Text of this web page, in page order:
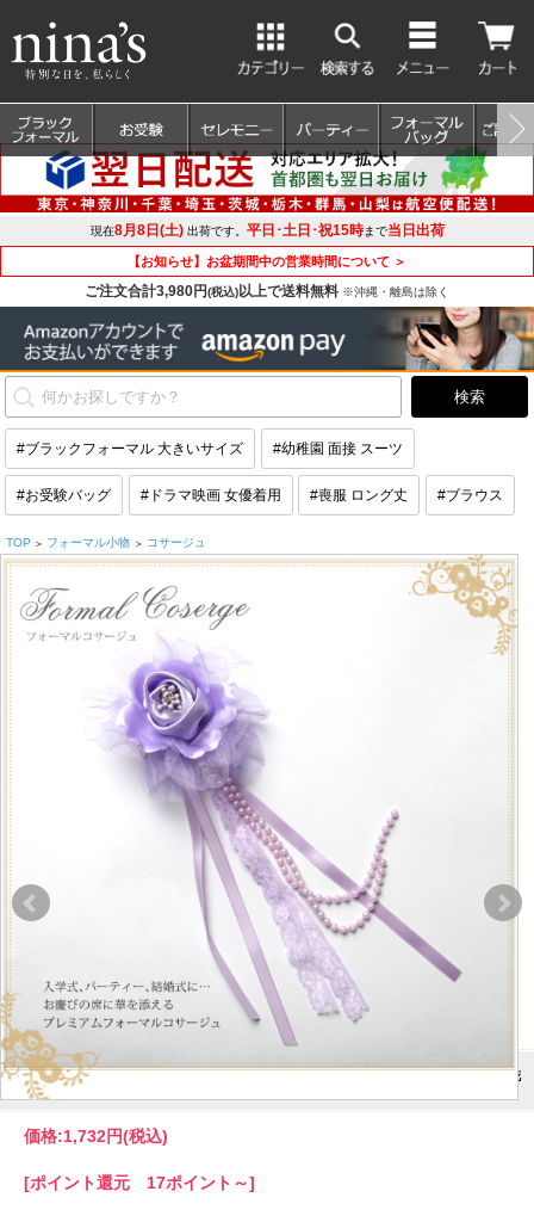
現在8月8日(土)出荷です。 平日･土日･祝15時まで当日出荷
【お知らせ】お盆期間中の営業時間について ＞
ご注文合計3,980円(税込)以上で送料無料 ※沖縄・離島は除く
#ブラックフォーマル 大きいサイズ #幼稚園 面接 スーツ
#お受験バッグ #ドラマ映画 女優着用 #喪服 ロング丈 #ブラウス
TOP > フォーマル小物 > コサージュ
フォーマルコサージュ CO315-PU 結婚式 パーティー 入学式 入園式 卒園式 卒業式 お宮参り 花
ふわふわ 通販 パープル 紫 可愛い 髪飾り レディース 女性用 華やか
価格:1,732円(税込)
[ポイント還元 17ポイント～]